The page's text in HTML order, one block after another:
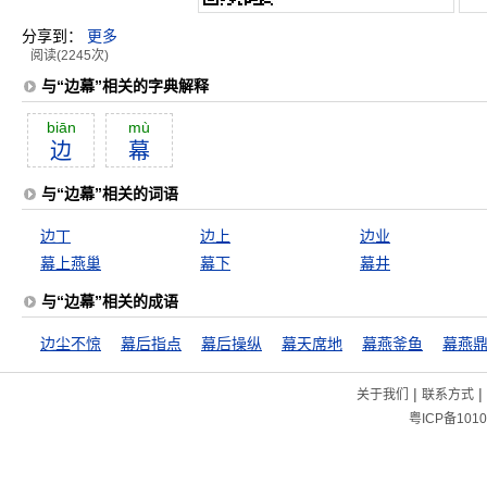
分享到： 更多
阅读(2245次)
与“边幕”相关的字典解释
biān
边
mù
幕
与“边幕”相关的词语
边丁 边上
边业
幕上燕巢
幕下 幕井
与“边幕”相关的成语
边尘不惊 幕后指点 幕后操纵 幕天席地 幕燕釜鱼 幕燕
关于我们 | 联系方式|
粤ICP备